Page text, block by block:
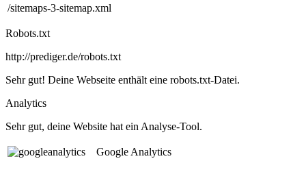
/sitemaps-3-sitemap.xml
Robots.txt
http://prediger.de/robots.txt
Sehr gut! Deine Webseite enthält eine robots.txt-Datei.
Analytics
Sehr gut, deine Website hat ein Analyse-Tool.
Google Analytics